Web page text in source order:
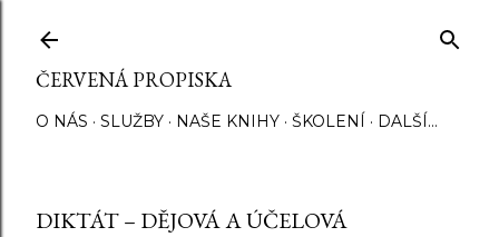
ČERVENÁ PROPISKA
O NÁS SLUŽBY NAŠE KNIHY ŠKOLENÍ DALŠÍ…
DIKTÁT – DĚJOVÁ A ÚČELOVÁ